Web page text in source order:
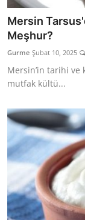
Mersin
Meşhur?
Gurme Şubat 10, 2025
Mersin’in tarihi ve
mutfak kültü...